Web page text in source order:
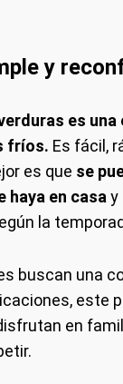
y
es
fríos. Es fácil,
es que se
haya en casa y
la
buscan una
este
en